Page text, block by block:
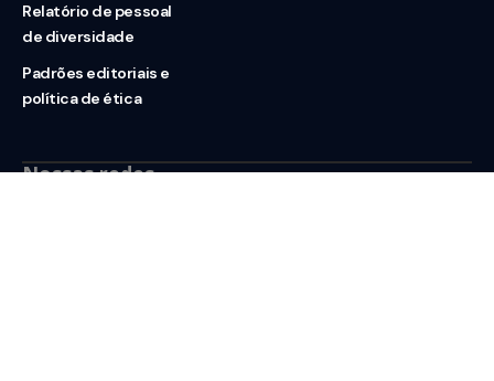
Relatório de pessoal
de diversidade
Padrões editoriais e
política de ética
Nossas redes